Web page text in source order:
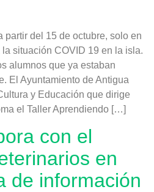
partir del 15 de octubre, solo en
situación COVID 19 en la isla.
alumnos que ya estaban
El Ayuntamiento de Antigua
y Educación que dirige
el Taller Aprendiendo […]
con el
en
de información